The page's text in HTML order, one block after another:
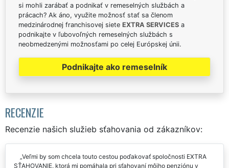
si mohli zarábať a podnikať v remeselných službách a
prácach? Ak áno, využite možnosť stať sa členom
medzinárodnej franchisovej siete EXTRA SERVICES a
podnikajte v ľubovoľných remeselných službách s
neobmedzenými možnosťami po celej Európskej únii.
Podnikajte ako remeselník
RECENZIE
Recenzie našich služieb sťahovania od zákazníkov:
Veľmi by som chcela touto cestou poďakovať spoločnosti EXTRA
SŤAHOVANIE, ktorá mi pomáhala pri sťahovaní môjho penziónu v